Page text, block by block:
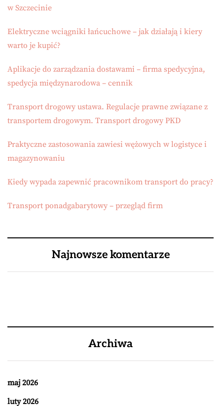
w Szczecinie
Elektryczne wciągniki łańcuchowe – jak działają i kiery
warto je kupić?
Aplikacje do zarządzania dostawami – firma spedycyjna,
spedycja międzynarodowa – cennik
Transport drogowy ustawa. Regulacje prawne związane z
transportem drogowym. Transport drogowy PKD
Praktyczne zastosowania zawiesi wężowych w logistyce i
magazynowaniu
Kiedy wypada zapewnić pracownikom transport do pracy?
Transport ponadgabarytowy – przegląd firm
Najnowsze komentarze
Archiwa
maj 2026
luty 2026